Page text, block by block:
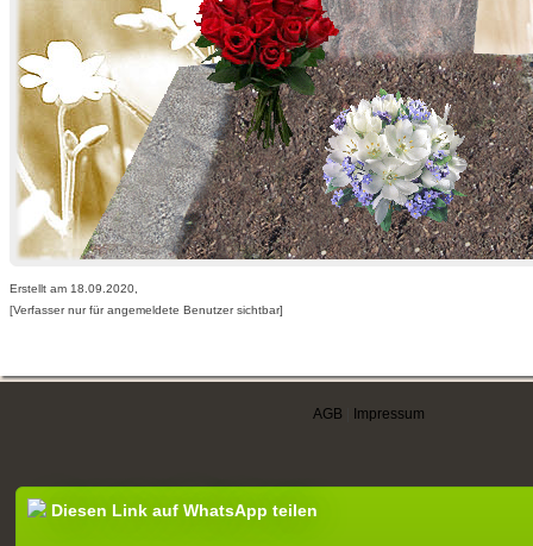
Erstellt am 18.09.2020,
[Verfasser nur für angemeldete Benutzer sichtbar]
AGB Impressum
Diesen Link auf WhatsApp teilen